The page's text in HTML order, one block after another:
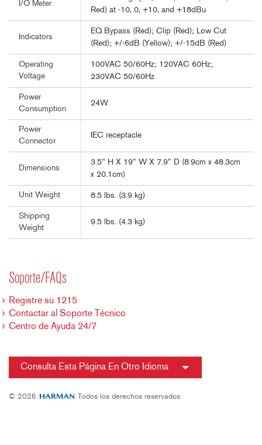
I/O Meter
Red) at -10, 0, +10, and +18dBu
Indicators
EQ Bypass (Red); Clip (Red); Low Cut
(Red); +/-6dB (Yellow); +/-15dB (Red)
Operating
Voltage
100VAC 50/60Hz; 120VAC 60Hz;
230VAC 50/60Hz
Power
Consumption
24W
Power
Connector
IEC receptacle
Dimensions
3.5" H X 19" W X 7.9" D (8.9cm x 48.3cm
x 20.1cm)
Unit Weight 8.5 lbs. (3.9 kg)
Shipping
Weight
9.5 lbs. (4.3 kg)
Soporte/FAQs
Registre su 1215
Contactar al Soporte Técnico
Centro de Ayuda 24/7
Consulta Esta Página En Otro Idioma
© 2026 Todos los derechos reservados.